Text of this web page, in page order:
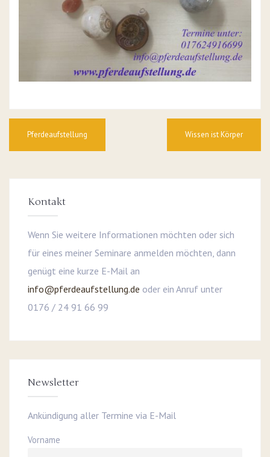
Pferdeaufstellung Wissen ist Körper
Kontakt
Wenn Sie weitere Informationen möchten oder sich
für eines meiner Seminare anmelden möchten, dann
genügt eine kurze E-Mail an
info@pferdeaufstellung.de oder ein Anruf unter
0176 / 24 91 66 99
Newsletter
Ankündigung aller Termine via E-Mail
Vorname